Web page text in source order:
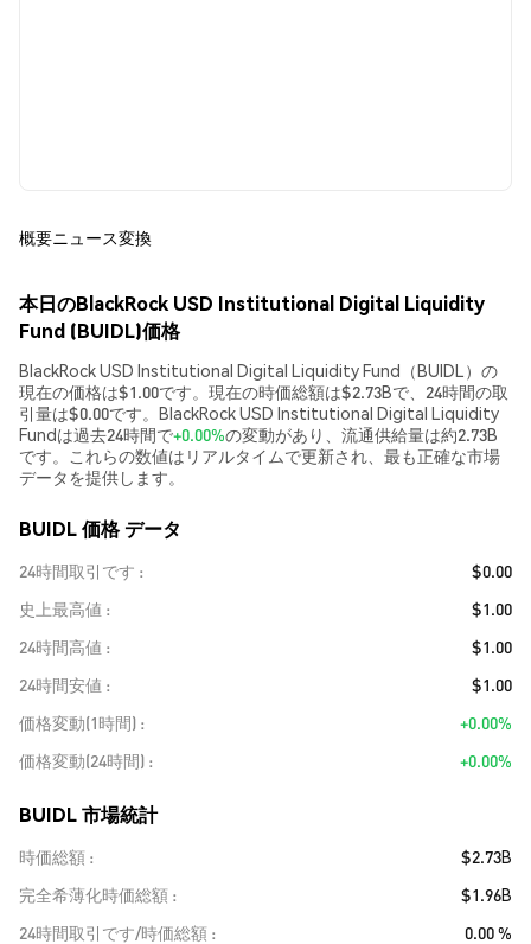
概要ニュース変換
本日のBlackRock USD Institutional Digital Liquidity
Fund (BUIDL)価格
BlackRock USD Institutional Digital Liquidity Fund（BUIDL）の
現在の価格は$1.00です。現在の時価総額は$2.73Bで、24時間の取
引量は$0.00です。BlackRock USD Institutional Digital Liquidity
Fundは過去24時間で+0.00%の変動があり、流通供給量は約2.73B
です。これらの数値はリアルタイムで更新され、最も正確な市場
データを提供します。
BUIDL 価格 データ
24時間取引です
$0.00
史上最高値
$1.00
24時間高値
$1.00
24時間安値
$1.00
価格変動(1時間)
+0.00%
価格変動(24時間)
+0.00%
BUIDL 市場統計
時価総額
$2.73B
完全希薄化時価総額
$1.96B
24時間取引です/時価総額
0.00 %